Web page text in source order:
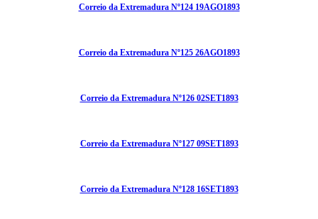
Correio da Extremadura Nº124 19AGO1893
Correio da Extremadura Nº125 26AGO1893
Correio da Extremadura Nº126 02SET1893
Correio da Extremadura Nº127 09SET1893
Correio da Extremadura Nº128 16SET1893